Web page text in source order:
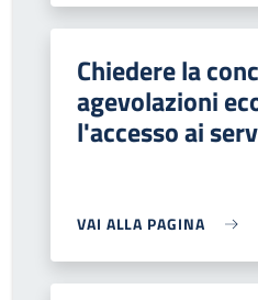
Chiedere la
agevolazioni
l'accesso ai
VAI ALLA PAGINA